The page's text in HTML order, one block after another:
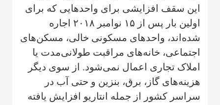
این سقف افزایشی برای واحدهایی که برای
اولین بار پس از ۱۵ نوامبر ۲۰۱۸ اجاره
شده‌اند، واحدهای مسکونی خالی، مسکن‌های
اجتماعی، خانه‌های مراقبت طولانی‌مدت یا
املاک تجاری اعمال نمی‌شود. از سوی دیگر
هزینه‌های گاز، برق، بنزین و حتی آب در
سراسر کشور از جمله انتاریو افزایش یافته